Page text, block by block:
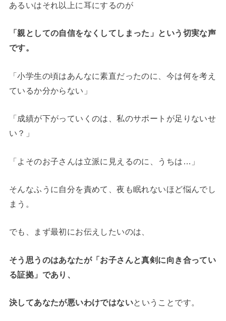
あるいはそれ以上に耳にするのが
「親としての自信をなくしてしまった」という切実な声
です。
「小学生の頃はあんなに素直だったのに、今は何を考え
ているか分からない」
「成績が下がっていくのは、私のサポートが足りないせ
い？」
「よそのお子さんは立派に見えるのに、うちは…」
そんなふうに自分を責めて、夜も眠れないほど悩んでし
まう。
でも、まず最初にお伝えしたいのは、
そう思うのはあなたが「お子さんと真剣に向き合ってい
る証拠」であり、
決してあなたが悪いわけではないということです。